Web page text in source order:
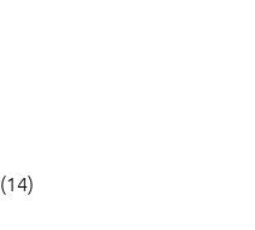
(14)